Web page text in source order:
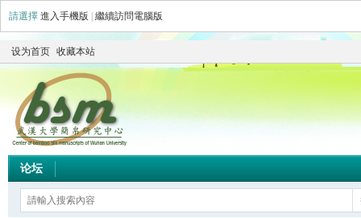
請選擇 進入手機版 繼續訪問電腦版
设为首页 收藏本站
论坛